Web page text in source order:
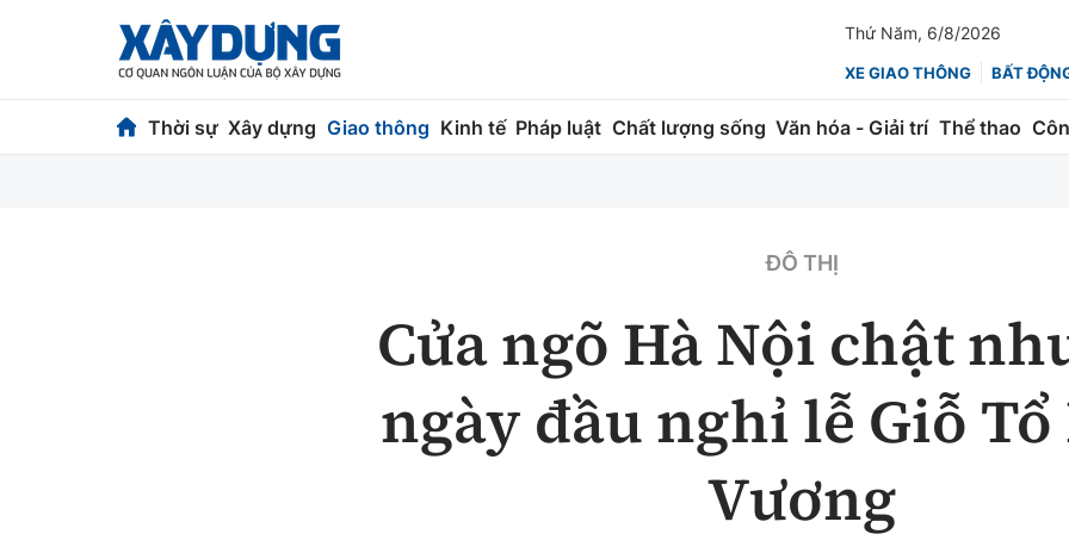
Thứ Năm, 6/8/2026
XE GIAO THÔNG BẤT
Thời sự Xây dựng Giao thông Kinh tế Pháp luật Chất lượng sống Văn hóa - Giải trí Thể thao
Vật liệu xây dựng
Giám định chất lượng
Quản lý đô thị
Hàng không
Đường sắt
Đường sắt tốc độ cao
Đăng kiểm
xem thêm
Chứng khoán
Bảo hiểm
ĐÔ THỊ
Cửa ngõ Hà Nội chật
ngày đầu nghỉ lễ Giỗ
Vương